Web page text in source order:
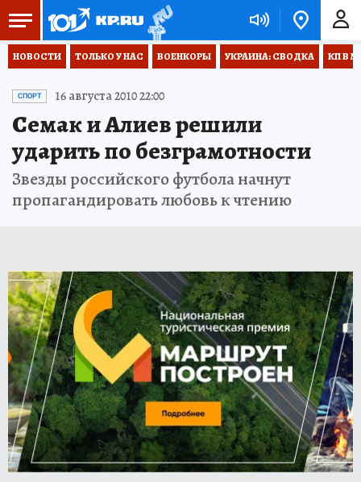
НОВОСТИ ТОЛЬКО У НАС ВОЕНКОРЫ УКРАИНА: СВОДКА КП В
СПОРТ 16 августа 2010 22:00
Семак и Алиев решили
ударить по безграмотности
Звезды российского футбола начнут
пропагандировать любовь к чтению